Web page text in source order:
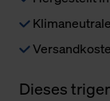
Dieses